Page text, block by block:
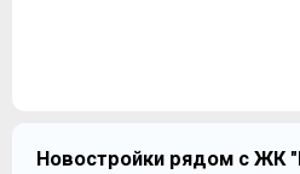
Новостройки рядом с ЖК